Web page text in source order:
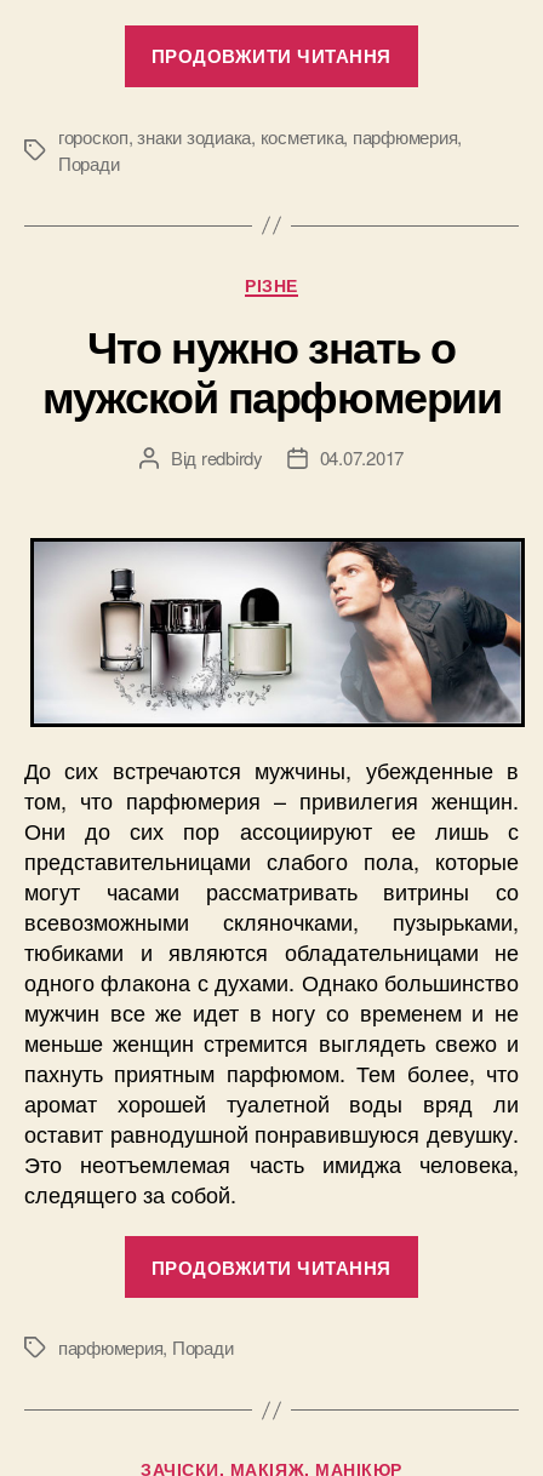
ПРОДОВЖИТИ ЧИТАННЯ
аромат
Зодиака?”
Позначки
гороскоп,знаки зодиака, косметика, парфюмерия,
Поради
Категорії
РІЗНЕ
Что нужно знать о
мужской парфюмерии
Автор
Від redbirdy
Дата04.07.2017
До сих встречаются мужчины, убежденные в
том, что парфюмерия – привилегия женщин.
Они до сих пор ассоциируют ее лишь с
представительницами слабого пола, которые
могут часами рассматривать витрины со
всевозможными скляночками, пузырьками,
тюбиками и являются обладательницами не
одного флакона с духами. Однако большинство
мужчин все же идет в ногу со временем и не
меньше женщин стремится выглядеть свежо и
пахнуть приятным парфюмом. Тем более, что
аромат хорошей туалетной воды вряд ли
оставит равнодушной понравившуюся девушку.
Это неотъемлемая часть имиджа человека,
следящего за собой.
ПРОДОВЖИТИ ЧИТАННЯ
Позначкипарфюмерия, Поради
Категорії
ЗАЧІСКИ, МАКІЯЖ, МАНІКЮР